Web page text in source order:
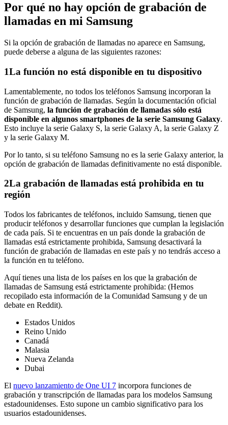
Por qué no hay opción de grabación de
llamadas en mi Samsung
Si la opción de grabación de llamadas no aparece en Samsung,
puede deberse a alguna de las siguientes razones:
1La función no está disponible en tu dispositivo
Lamentablemente, no todos los teléfonos Samsung incorporan la
función de grabación de llamadas. Según la documentación oficial
de Samsung, la función de grabación de llamadas sólo está
disponible en algunos smartphones de la serie Samsung Galaxy.
Esto incluye la serie Galaxy S, la serie Galaxy A, la serie Galaxy Z
y la serie Galaxy M.
Por lo tanto, si su teléfono Samsung no es la serie Galaxy anterior, la
opción de grabación de llamadas definitivamente no está disponible.
2La grabación de llamadas está prohibida en tu
región
Todos los fabricantes de teléfonos, incluido Samsung, tienen que
producir teléfonos y desarrollar funciones que cumplan la legislación
de cada país. Si te encuentras en un país donde la grabación de
llamadas está estrictamente prohibida, Samsung desactivará la
función de grabación de llamadas en este país y no tendrás acceso a
la función en tu teléfono.
Aquí tienes una lista de los países en los que la grabación de
llamadas de Samsung está estrictamente prohibida: (Hemos
recopilado esta información de la Comunidad Samsung y de un
debate en Reddit).
Estados Unidos
Reino Unido
Canadá
Malasia
Nueva Zelanda
Dubai
El nuevo lanzamiento de One UI 7 incorpora funciones de
grabación y transcripción de llamadas para los modelos Samsung
estadounidenses. Esto supone un cambio significativo para los
usuarios estadounidenses.